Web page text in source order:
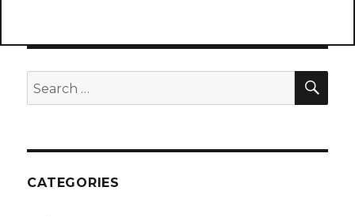
Search
for:
CATEGORIES